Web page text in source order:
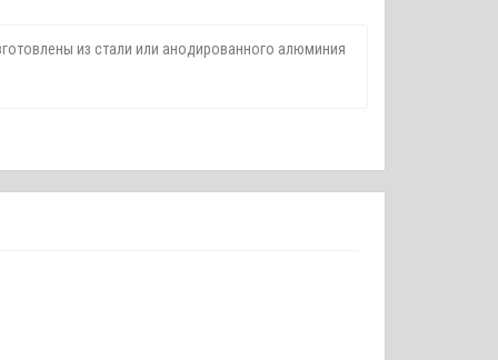
из стали или анодированного алюминия